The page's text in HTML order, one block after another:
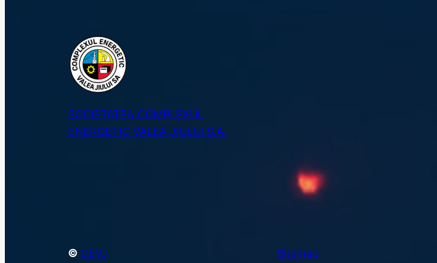
SOCIETATEA COMPLEXUL
ENERGETIC VALEA JIULUI S.A.
© CEVJ Sitemap